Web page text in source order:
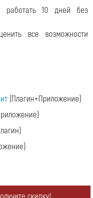
работать 10 дней без
все возможности
(Плагин+Приложение)